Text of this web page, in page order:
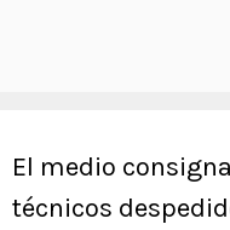
El medio
técnicos